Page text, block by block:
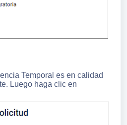
Temporal es en calidad
Luego haga clic en